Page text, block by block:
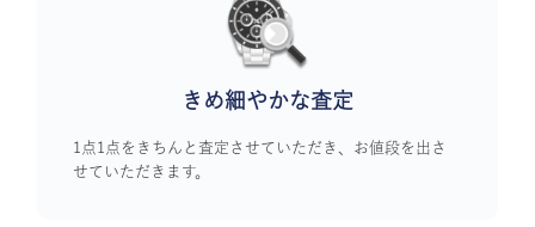
きめ細やかな査定
1点1点をきちんと査定させていただき、お値段を出さ
せていただきます。